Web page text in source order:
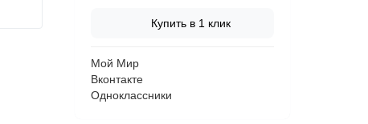
Купить в 1 клик
Мой Мир
Вконтакте
Одноклассники